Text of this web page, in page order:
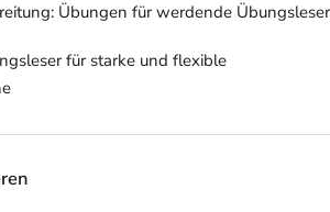
Übungen für werdende Übungsleser
für starke und flexible